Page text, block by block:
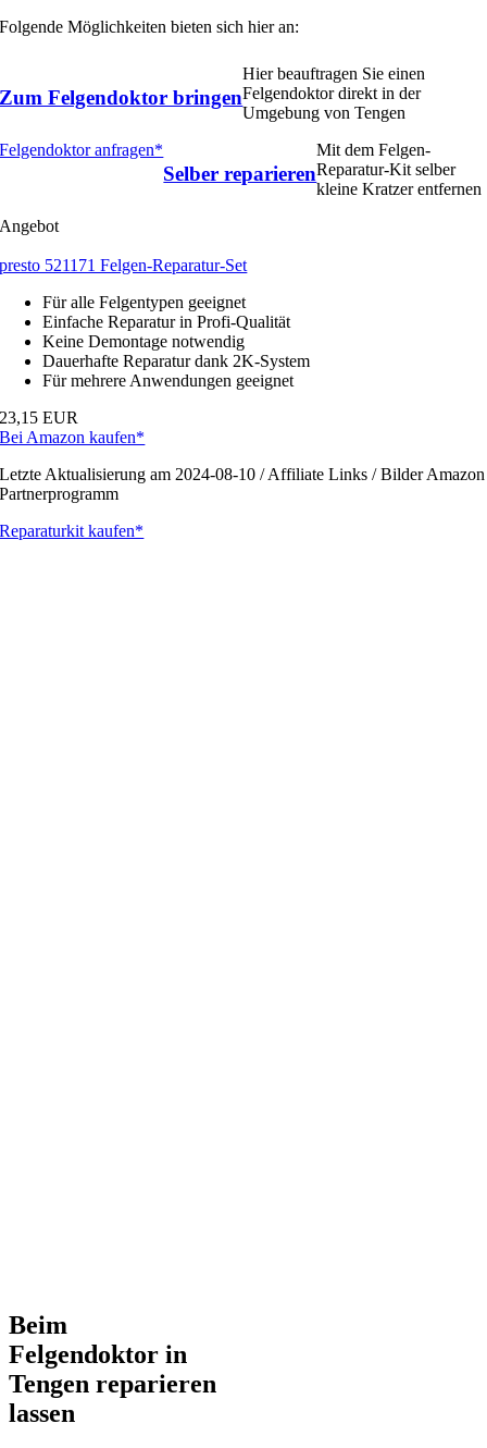
Folgende Möglichkeiten bieten sich hier an:
Zum Felgendoktor bringen
Hier beauftragen Sie einen
Felgendoktor direkt in der
Umgebung von Tengen
Felgendoktor anfragen*
Selber reparieren
Mit dem Felgen-
Reparatur-Kit selber
kleine Kratzer entfernen
Angebot
presto 521171 Felgen-Reparatur-Set
Für alle Felgentypen geeignet
Einfache Reparatur in Profi-Qualität
Keine Demontage notwendig
Dauerhafte Reparatur dank 2K-System
Für mehrere Anwendungen geeignet
23,15 EUR
Bei Amazon kaufen*
Letzte Aktualisierung am 2024-08-10 / Affiliate Links / Bilder Amazon
Partnerprogramm
Reparaturkit kaufen*
Beim
Felgendoktor in
Tengen reparieren
lassen